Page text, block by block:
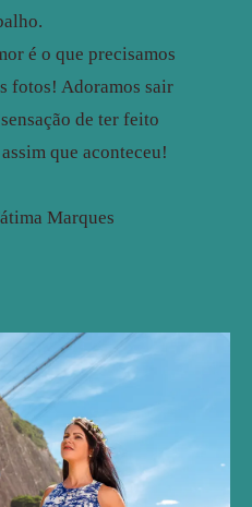
é o que precisamos
fotos! Adoramos sair
de ter feito
que aconteceu!
Marques